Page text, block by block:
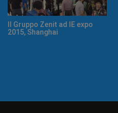
Il futuro della gestione
dell'acqua